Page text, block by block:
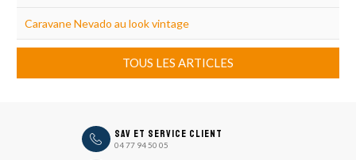
Caravane Nevado au look vintage
TOUS LES ARTICLES
icon SAV et Service Client
04 77 94 50 05